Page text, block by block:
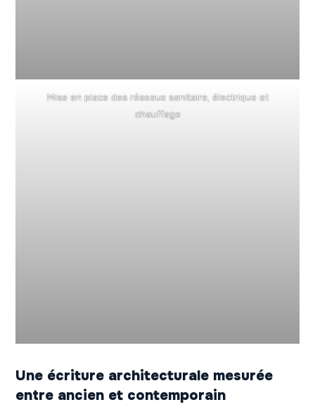
Mise en place des réseaux sanitaire, électrique et
chauffage
Une écriture architecturale mesurée
entre ancien et contemporain